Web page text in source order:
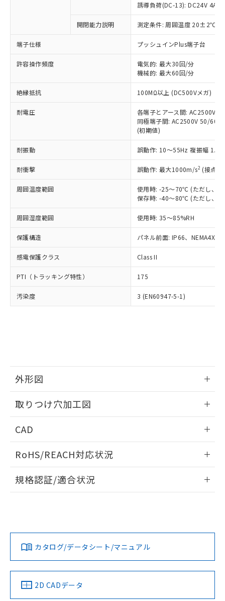
誘導負荷(DC-13): DC24V 4A/
開閉能力説明 測定条件: 周囲温度 20±2℃、
端子仕様 プッシュインPlus端子台
許容操作頻度
電気的: 最大30回/分
機械的: 最大60回/分
絶縁抵抗 100MΩ以上 (DC500Vメガ)
耐電圧
各端子とアース間: AC2500V
同極端子間: AC2500V 50/
(初期値)
耐振動 誤動作: 10～55Hz 複振幅
耐衝撃 誤動作: 最大1000m/s2 (接点
周囲温度範囲
使用時: -25～70℃ (ただし、氷
保存時: -40～80℃ (ただし、氷
周囲湿度範囲 使用時: 35～85%RH
保護構造 パネル前面: IP66、NEMA4X,
感電保護クラス Class II
PTI（トラッキング特性） 175
汚染度 3 (EN60947-5-1)
外形図
取りつけ穴加工図
CAD
ドすることができます。
ログイン/会員登録
ダウンロードデータをご利用いただく前に、以下を必ずお読
みください。
ソフトウェアの使用条件
RoHS/REACH対応状況
EU RoHS 注意事項・凡例
対応済み
中国 RoHS 注意事項・凡例
規格認証/適合状況
カタログ/データシート/マニュアル
2D CADデータ
以下の条件をお読みいただき、同意のうえ
本サービスは、当社制御機器事業取扱
商品の当社在庫状況および標準価格
(税抜)を提供させていただくもので
当社制御機器事業取扱商品の中には、
本サービスの対象外となる商品もある
ことをご了承ください。
在庫状況および標準価格照会結果は、
記載している更新日時点での社内デー
タに基づき作成されるものであり、閲
覧された時点での実際の在庫および標
準価格とは異なる場合があることをご
正式な納期状況および標準価格はお客
様のお取引先、またはお客様担当のオ
ムロン制御機器販売店・当社販売員に
オムロン制御機器販売店や当社販売拠
販売ネットワーク
」をご確認
ください。
在庫状況および標準価格結果を当社の
事前の承諾なく第三者に漏洩または開
示しないようお願いします。
マイパーツ機能（部品リスト作成サー
ビス）をご利用いただくには、I-Web
品・サービスに関するお客様との取
をご了承ください。
※当社の共同利用者とは、
対応予定なし：EU RoHS指令（10物質）の
非含有に非対応の商品で、対応品を出す予
調査・確認中：EU RoHS指令（10物質）の
非含有の対応状況を調査中または確認中の
商品です。
害物質有無と関係のない商品です。
仕入先様の事情により、非含有部品として
いたものが、含有品と判明した場合などや
むを得ず変更することがあります。
鉛(Pb) 1000ppm以下、 水銀(Hg) 1000ppm以下、 カド
六価クロム(Cr(Ⅵ)) 1000ppm以下、ポリ臭化ビフェニル
類(PBB) 1000ppm以下、ポリ臭化ジフェニルエーテル類
(PBDE) 1000ppm以下、フタル酸ビス(2-エチルヘキシ
ル) (DEHP)(別名：DOP) 1000ppm以下、フタル酸ブチ
ルベンジル（BBP） 1000ppm以下、フタル酸ジブチル
（DBP） 1000ppm以下、フタル酸ジイソブチル
但し、RoHS指令で産業用監視および制御機器に対する
フタル酸エステル類の４物質については閾値を超える意
図的な使用がないことを確認しています。
※2 対応予定月
部品在庫の切り替え状況などにより、予定
月が前後することがあります。
下記の非含有証明書をダウンロードするこ
とができます。
EU RoHS指令（10物質）の非含有証明書
51物質の非含有証明書（当社基準）
※本証明書は発行日時点で非含有を証明す
ものではありません。
また、RoHS指令のフタル酸エステル類４
物質の対応では、対応完了までの期間は出
欄に対応日を記載しておりました。
既に当社にて対応品への在庫切替を完了
「○」：最大均質材料含有率が中国RoHSの
基準値以下であることを示します。
「×」：最大均質材料含有率が中国RoHSの
基準値を超えていることを示します。
「－」：未確認です。当社販売部門へお問
*中国RoHS10物質の基準値 (GB/T26572)：
Pb(鉛) :1000ppm、 Hg(水銀) : 1000ppm、 Cd(カドミウ
Cr(Ⅵ)(六価クロム) : 1000ppm、 PBBs(ポリ臭化ビフェ
ニル類) : 1000ppm、 PBDEs(ポリ臭化ジフェニルエーテ
ル類) : 1000ppm、
DBP(フタル酸ジブチル) : 1000ppm、 DIBP(フタル酸ジ
DEHP(フタル酸ビス(2-エチルヘキシル)) : 1000ppm
「ｅ」：有害物質（10物質）のすべてが基
準値以下であることを示します。
「10」：通常の使用状況下において有害物
質が外部に漏えいし、環境に深刻な影響を
当社は、これら貴社製品のうち、外国
為替および外国貿易法に定める商品
（以下｢規制貨物等」という）を輸出
または国外への提供する場合は、日本
国政府の輸出許可(または役務取引許
可)を取得するなどの必要な手続きを
当社は規制貨物を破棄する場合は、完
全に破砕するなど、違法に輸出されな
いよう必要な手段を講じます。
当社は貴社製品を、核兵器、ミサイ
ル、化学兵器、生物兵器またはその他
武器並びにこれらの製造装置等に一切
当社は、貴社製品を第三者に販売する
場合は、上記1、2および3の内容を当
該第三者に通知します。また当社は、
販売先および販売に係わる関係者が違
法に輸出するおそれがある場合は、取
一定数以上の在庫あり
一定数には満たないが在庫あり
在庫なし(最新の在庫状況につ
いては、お客様のお取引先、ま
たはお客様担当のオムロン制御
機器販売店・当社販売員にご確
認ください)
白
受注生産機種、また在庫状況の
情報を公開していない機種